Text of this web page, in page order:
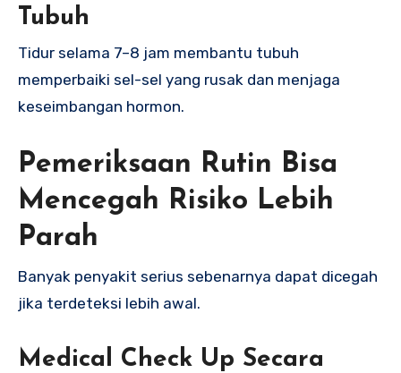
Tubuh
Tidur selama 7–8 jam membantu tubuh
memperbaiki sel-sel yang rusak dan menjaga
keseimbangan hormon.
Pemeriksaan Rutin Bisa
Mencegah Risiko Lebih
Parah
Banyak penyakit serius sebenarnya dapat dicegah
jika terdeteksi lebih awal.
Medical Check Up Secara